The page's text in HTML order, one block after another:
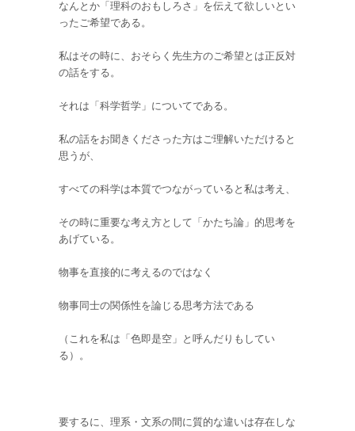
なんとか「理科のおもしろさ」を伝えて欲しいとい
ったご希望である。
私はその時に、おそらく先生方のご希望とは正反対
の話をする。
それは「科学哲学」についてである。
私の話をお聞きくださった方はご理解いただけると
思うが、
すべての科学は本質でつながっていると私は考え、
その時に重要な考え方として「かたち論」的思考を
あげている。
物事を直接的に考えるのではなく
物事同士の関係性を論じる思考方法である
（これを私は「色即是空」と呼んだりもしてい
る）。
要するに、理系・文系の間に質的な違いは存在しな